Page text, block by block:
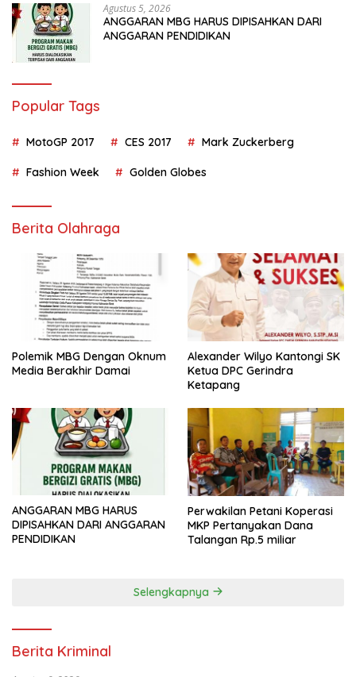
Agustus 5, 2026
ANGGARAN MBG HARUS DIPISAHKAN DARI
ANGGARAN PENDIDIKAN
Popular Tags
MotoGP 2017 CES 2017 Mark Zuckerberg
Fashion Week Golden Globes
Berita Olahraga
Polemik MBG Dengan Oknum
Media Berakhir Damai
Alexander Wilyo Kantongi SK
Ketua DPC Gerindra
Ketapang
ANGGARAN MBG HARUS
DIPISAHKAN DARI ANGGARAN
PENDIDIKAN
Perwakilan Petani Koperasi
MKP Pertanyakan Dana
Talangan Rp.5 miliar
Selengkapnya
Berita Kriminal